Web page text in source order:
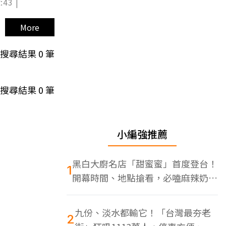
More
搜尋結果0筆
搜尋結果0筆
小編強推薦
1黑白大廚名店「甜蜜蜜」首度登台！
開幕時間、地點搶看，必嗑麻辣奶油
蝦
2九份、淡水都輸它！「台灣最夯老